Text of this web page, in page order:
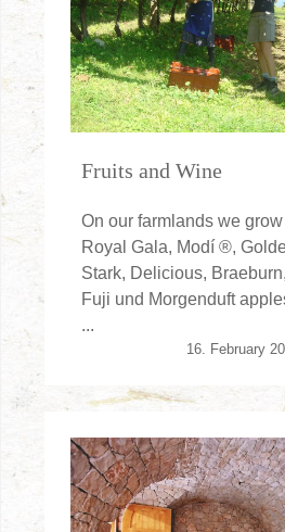
Fruits and Wine
On our farmlands we
Royal Gala, Modí ®,
Stark, Delicious,
Fuji und Morgenduft
...
16. February